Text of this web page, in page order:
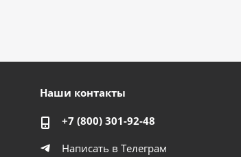
Наши контакты
+7 (800) 301-92-48
Написать в Телеграм